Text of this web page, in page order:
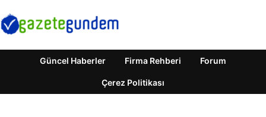
Güncel Haberler Firma Rehberi Forum
Çerez Politikası